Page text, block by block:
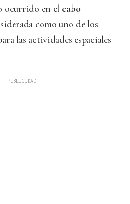
ocurrido en el cabo
como uno de los
las actividades espaciales